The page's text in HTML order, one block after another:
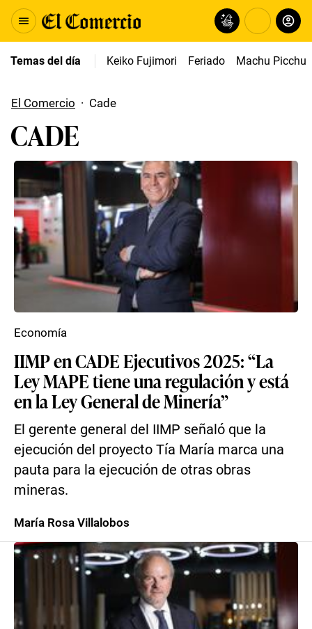
Temas del día Keiko Fujimori Feriado Machu Picchu
El Comercio · Cade
CADE
IIMP en CADE Ejecutivos 2025: “La
Ley MAPE tiene una regulación y está
en la Ley General de Minería”
El gerente general del IIMP señaló que la
ejecución del proyecto Tía María marca una
pauta para la ejecución de otras obras
mineras.
Economía
María Rosa Villalobos